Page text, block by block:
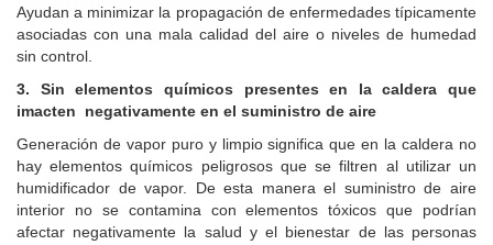
Ayudan a minimizar la propagación de enfermedades típicamente
asociadas con una mala calidad del aire o niveles de humedad
sin control.
3. Sin elementos químicos presentes en la caldera que
imacten negativamente en el suministro de aire
Generación de vapor puro y limpio significa que en la caldera no
hay elementos químicos peligrosos que se filtren al utilizar un
humidificador de vapor. De esta manera el suministro de aire
interior no se contamina con elementos tóxicos que podrían
afectar negativamente la salud y el bienestar de las personas